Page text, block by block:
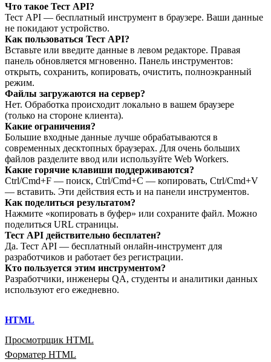
Что такое Тест API?
Тест API — бесплатный инструмент в браузере. Ваши данные
не покидают устройство.
Как пользоваться Тест API?
Вставьте или введите данные в левом редакторе. Правая
панель обновляется мгновенно. Панель инструментов:
открыть, сохранить, копировать, очистить, полноэкранный
режим.
Файлы загружаются на сервер?
Нет. Обработка происходит локально в вашем браузере
(только на стороне клиента).
Какие ограничения?
Большие входные данные лучше обрабатываются в
современных десктопных браузерах. Для очень больших
файлов разделите ввод или используйте Web Workers.
Какие горячие клавиши поддерживаются?
Ctrl/Cmd+F — поиск, Ctrl/Cmd+C — копировать, Ctrl/Cmd+V
— вставить. Эти действия есть и на панели инструментов.
Как поделиться результатом?
Нажмите «копировать в буфер» или сохраните файл. Можно
поделиться URL страницы.
Тест API действительно бесплатен?
Да. Тест API — бесплатный онлайн‑инструмент для
разработчиков и работает без регистрации.
Кто пользуется этим инструментом?
Разработчики, инженеры QA, студенты и аналитики данных
используют его ежедневно.
HTML
Просмотрщик HTML
Форматер HTML